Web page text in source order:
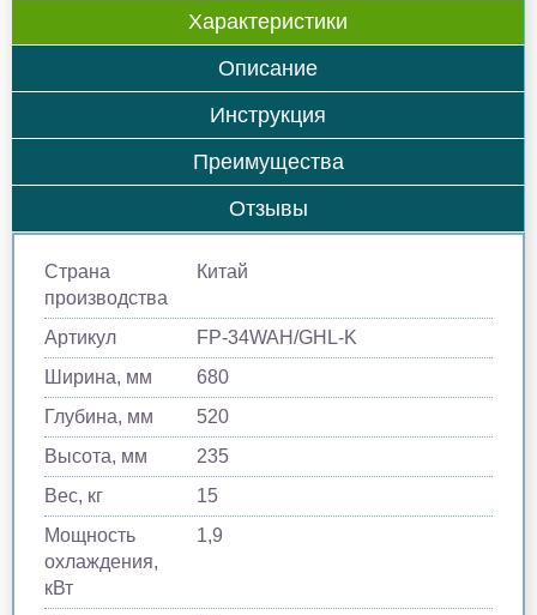
Характеристики
Описание
Инструкция
Преимущества
Отзывы
Страна
производства
Китай
Артикул
FP-34WAH/GHL-K
Ширина, мм
680
Глубина, мм
520
Высота, мм
235
Вес, кг
15
Мощность
охлаждения,
кВт
1,9